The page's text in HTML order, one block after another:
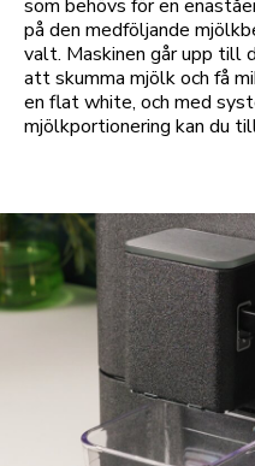
som behövs för en
på den medföljande
valt. Maskinen går upp till
att skumma mjölk och få
en flat white, och med
mjölkportionering kan du